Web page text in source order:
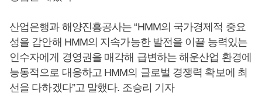
산업은행과 해양진흥공사는 “HMM의 국가경제적 중요
성을 감안해 HMM의 지속가능한 발전을 이끌 능력있는
인수자에게 경영권을 매각해 급변하는 해운산업 환경에
능동적으로 대응하고 HMM의 글로벌 경쟁력 확보에 최
선을 다하겠다”고 말했다. 조승리 기자